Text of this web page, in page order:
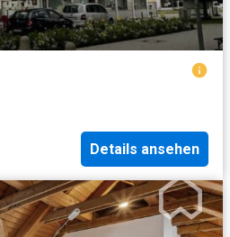
Details ansehen